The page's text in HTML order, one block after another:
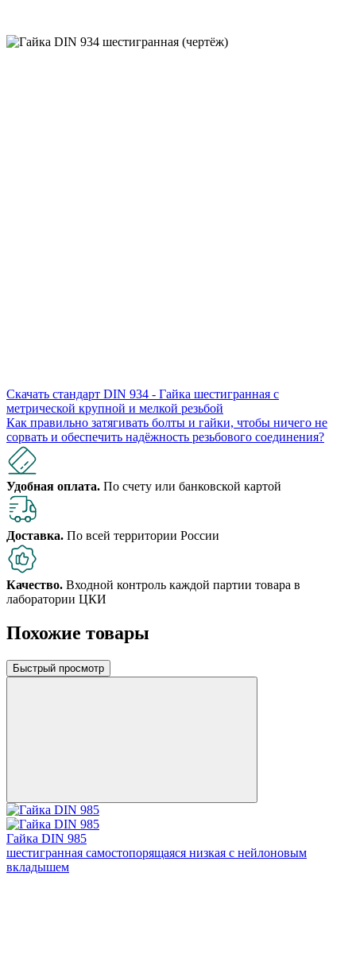
Скачать стандарт DIN 934 - Гайка шестигранная с
метрической крупной и мелкой резьбой
Как правильно затягивать болты и гайки, чтобы ничего не
сорвать и обеспечить надёжность резьбового соединения?
Удобная оплата. По счету или банковской картой
Доставка. По всей территории России
Качество. Входной контроль каждой партии товара в
лаборатории ЦКИ
Похожие товары
Быстрый просмотр
Гайка DIN 985
шестигранная самостопорящаяся низкая с нейлоновым
вкладышем